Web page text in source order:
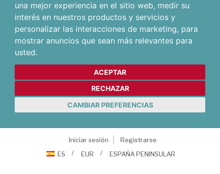
una mejor experiencia en el sitio web, medir su
interés en nuestros productos y servicios y
personalizar las interacciones de marketing, para
mostrar anuncios que sean más relevantes para
usted.
ACEPTAR
RECHAZAR
CAMBIAR PREFERENCIAS
Iniciar sesión
Registrarse
ES
EUR ESPAÑA PENINSULAR